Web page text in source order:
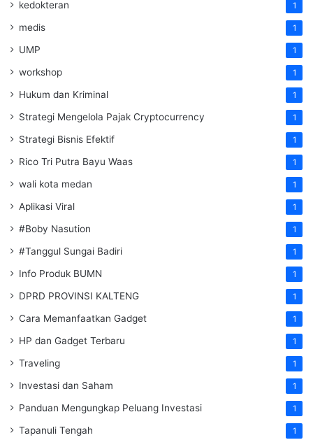
kedokteran 1
medis 1
UMP 1
workshop 1
Hukum dan Kriminal 1
Strategi Mengelola Pajak Cryptocurrency 1
Strategi Bisnis Efektif 1
Rico Tri Putra Bayu Waas 1
wali kota medan 1
Aplikasi Viral 1
#Boby Nasution 1
#Tanggul Sungai Badiri 1
Info Produk BUMN 1
DPRD PROVINSI KALTENG 1
Cara Memanfaatkan Gadget 1
HP dan Gadget Terbaru 1
Traveling 1
Investasi dan Saham 1
Panduan Mengungkap Peluang Investasi 1
Tapanuli Tengah 1